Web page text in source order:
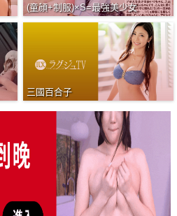
(童顔+制服)×S=最強美少女
三國百合子